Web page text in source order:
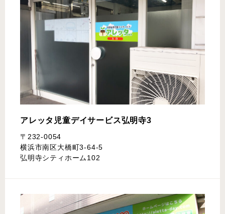
アレッタ児童デイサービス弘明寺3
〒232-0054
横浜市南区大橋町3-64-5
弘明寺シティホーム102